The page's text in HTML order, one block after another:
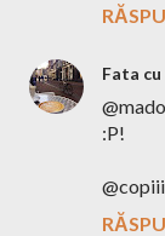
Fata cu
:P!